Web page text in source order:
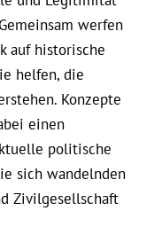
werfen
auf historische
helfen, die
Konzepte
einen
politische
sich wandelnden
Zivilgesellschaft